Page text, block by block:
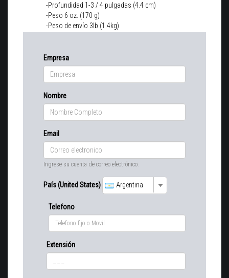
-Profundidad 1-3 / 4 pulgadas (4.4 cm)
-Peso 6 oz. (170 g)
-Peso de envío 3lb (1.4kg)
Empresa
Nombre
Email
Ingrese su cuenta de correo electrónico.
País (United States) Argentina
Telefono
Extensión